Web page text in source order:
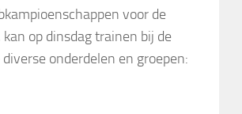
voor de
op dinsdag trainen bij de
onderdelen en groepen: